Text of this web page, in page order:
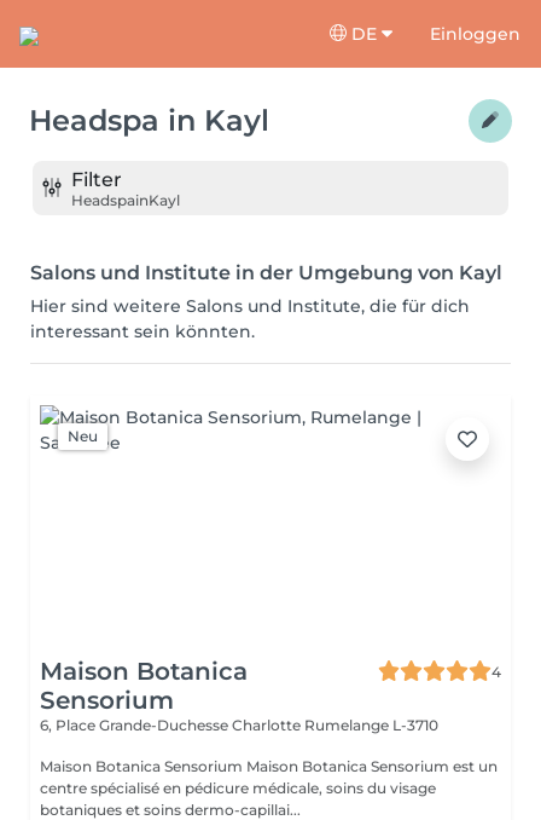
DE Einloggen
Headspa in Kayl
Filter
HeadspainKayl
Salons und Institute in der Umgebung von Kayl
Hier sind weitere Salons und Institute, die für dich
interessant sein könnten.
Neu
Maison Botanica
Sensorium
4
6, Place Grande-Duchesse Charlotte Rumelange L-3710
Maison Botanica Sensorium Maison Botanica Sensorium est un
centre spécialisé en pédicure médicale, soins du visage
botaniques et soins dermo-capillai...